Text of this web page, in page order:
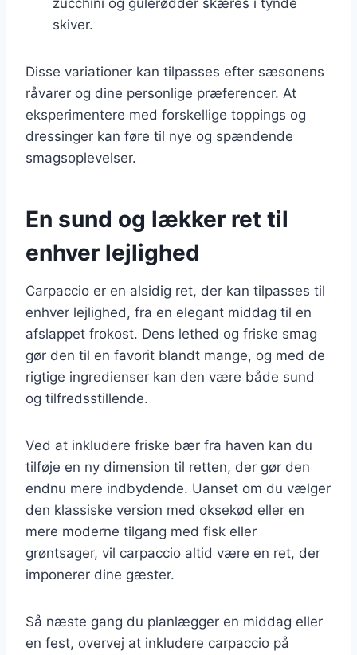
skiver.
Disse variationer kan tilpasses efter sæsonens
råvarer og dine personlige præferencer. At
eksperimentere med forskellige toppings og
dressinger kan føre til nye og spændende
smagsoplevelser.
En sund og lækker ret til
enhver lejlighed
Carpaccio er en alsidig ret, der kan tilpasses til
enhver lejlighed, fra en elegant middag til en
afslappet frokost. Dens lethed og friske smag
gør den til en favorit blandt mange, og med de
rigtige ingredienser kan den være både sund
og tilfredsstillende.
Ved at inkludere friske bær fra haven kan du
tilføje en ny dimension til retten, der gør den
endnu mere indbydende. Uanset om du vælger
den klassiske version med oksekød eller en
mere moderne tilgang med fisk eller
grøntsager, vil carpaccio altid være en ret, der
imponerer dine gæster.
Så næste gang du planlægger en middag eller
en fest, overvej at inkludere carpaccio på